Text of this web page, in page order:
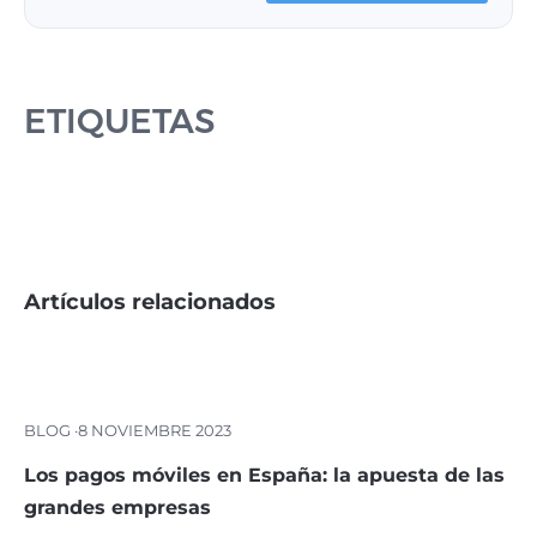
ETIQUETAS
Artículos relacionados
BLOG ·8 NOVIEMBRE 2023
Los pagos móviles en España: la apuesta de las
grandes empresas